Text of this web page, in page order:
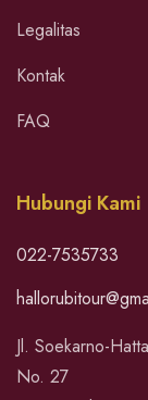
Legalitas
Kontak
FAQ
Hubungi Kami
022-7535733
Jl. Soekarno-
No. 27